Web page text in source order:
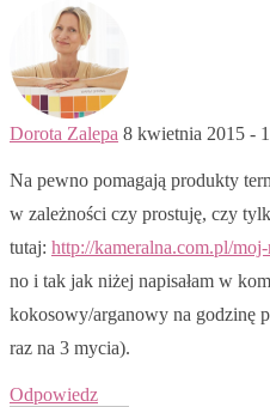
Dorota Zalepa 8 kwietnia 2015 -
Na pewno pomagają produkty
w zależności czy prostuję, czy
tutaj: http://kameralna.com.pl/
no i tak jak niżej napisałam w
kokosowy/arganowy na godzinę
raz na 3 mycia).
Odpowiedz